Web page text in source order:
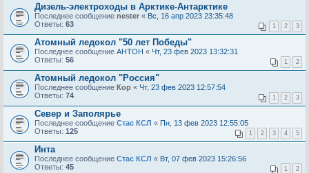
Дизель-электроходы в Арктике-Антарктике
Последнее сообщение nester « Вс, 16 апр 2023 23:35:48
Ответы: 63 1 2 3
Атомный ледокол "50 лет Победы"
Последнее сообщение AHTOH « Чт, 23 фев 2023 13:32:31
Ответы: 56 1 2
Атомный ледокол "Россия"
Последнее сообщение Кор « Чт, 23 фев 2023 12:57:54
Ответы: 74 1 2 3
Север и Заполярье
Последнее сообщение Стас КСЛ « Пн, 13 фев 2023 12:55:05
Ответы: 125 1 2 3 4 5
Инта
Последнее сообщение Стас КСЛ « Вт, 07 фев 2023 15:26:56
Ответы: 45 1 2